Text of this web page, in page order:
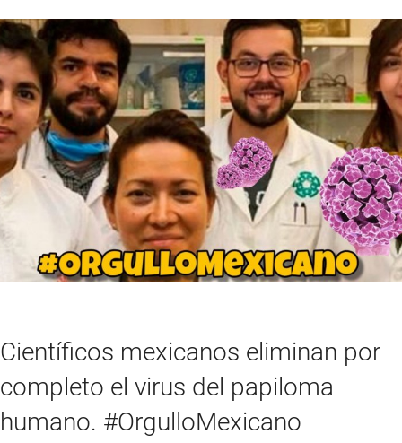
Científicos mexicanos eliminan por
completo el virus del papiloma
humano. #OrgulloMexicano